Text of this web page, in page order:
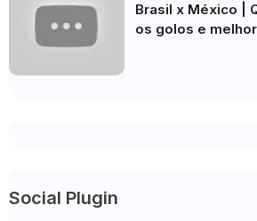
Brasil x México |
os golos e
Social Plugin